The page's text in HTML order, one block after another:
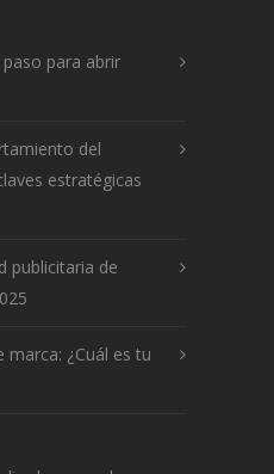
para abrir
del
estratégicas
publicitaria de
marca: ¿Cuál es tu